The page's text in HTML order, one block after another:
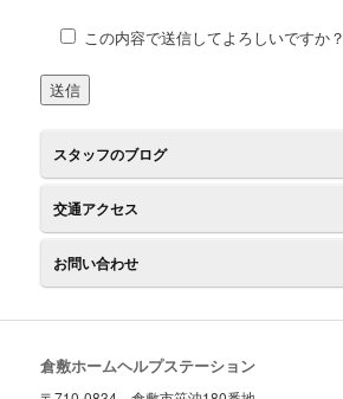
この内容で送信してよろしいですか？
スタッフのブログ
交通アクセス
お問い合わせ
倉敷ホームヘルプステーション